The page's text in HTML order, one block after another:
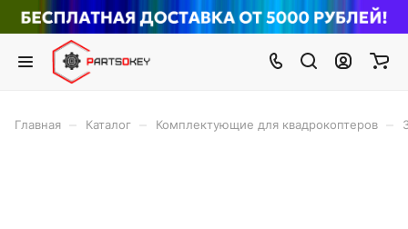
Главная Каталог Комплектующие для квадрокоптеров